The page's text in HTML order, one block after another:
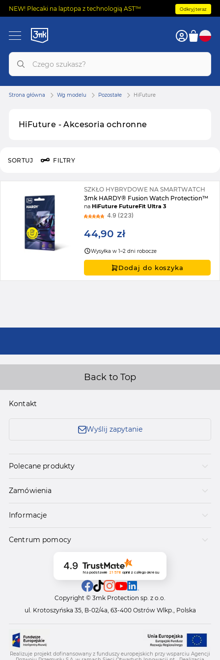
NEW! Plecaki na laptopa z technologią AST™ Odkryj teraz
HiFuture - Akcesoria ochronne
Strona główna Wg modelu Pozostałe HiFuture
FILTRY
SORTUJ
SZKŁO HYBRYDOWE NA SMARTWATCH
3mk HARDY® Fusion Watch Protection™
naHiFuture FutureFit Ultra 3
4.9 (223)
44,90 zł
Wysyłka w 1–2 dni robocze
Dodaj do koszyka
Back to Top
Kontakt
Wyślij zapytanie
Polecane produkty
Zamówienia
Informacje
Centrum pomocy
4.9
Na podstawie 21 578 opinii z całego okresu
Copyright © 3mk Protection sp. z o.o.
ul. Krotoszyńska 35, B-02/4a, 63-400 Ostrów Wlkp., Polska
Realizuje projekt dofinansowany z funduszy europejskich przy wsparciu Agencji